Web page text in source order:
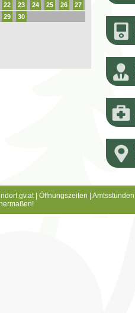
22 23 24 25 26
27
29 30
| Öffnungszeiten
Amtsstunden